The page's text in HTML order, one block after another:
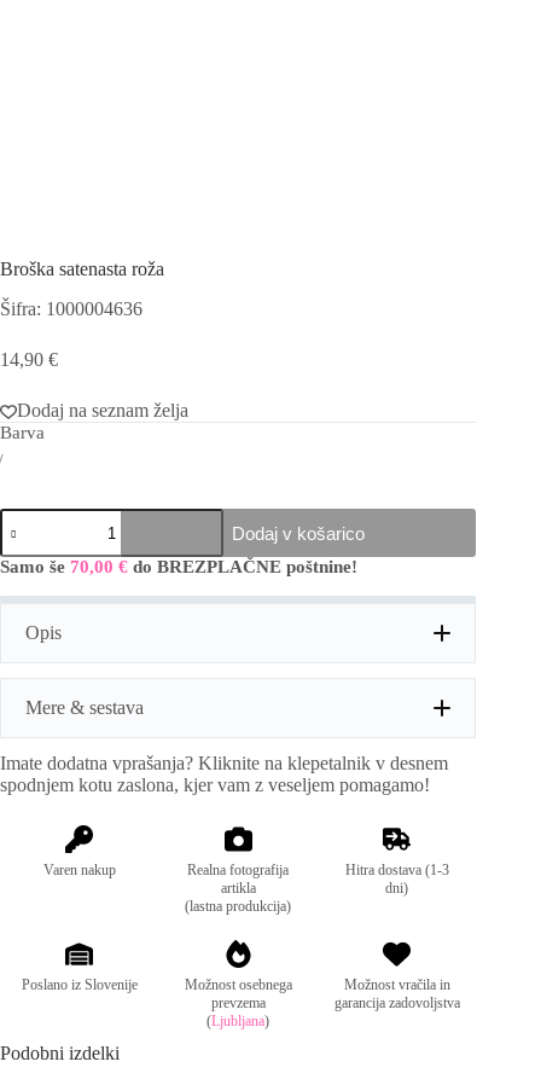
Broška satenasta roža
Šifra: 1000004636
14,90 €
Dodaj na seznam želja
Barva
Broška
satenasta
roža
količina
Dodaj v košarico
Samo še 70,00 € do BREZPLAČNE poštnine!
Opis
Mere & sestava
Mere:Unisize.
Imate dodatna vprašanja? Kliknite na klepetalnik v desnem
spodnjem kotu zaslona, kjer vam z veseljem pomagamo!
Varen nakup
Realna fotografija
artikla
(lastna produkcija)
Hitra dostava (1-3
dni)
Poslano iz Slovenije
Možnost osebnega
prevzema
(Ljubljana)
Možnost vračila in
garancija zadovoljstva
Podobni izdelki